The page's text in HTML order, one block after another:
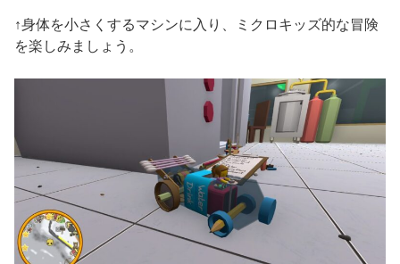
↑身体を小さくするマシンに入り、ミクロキッズ的な冒険
を楽しみましょう。